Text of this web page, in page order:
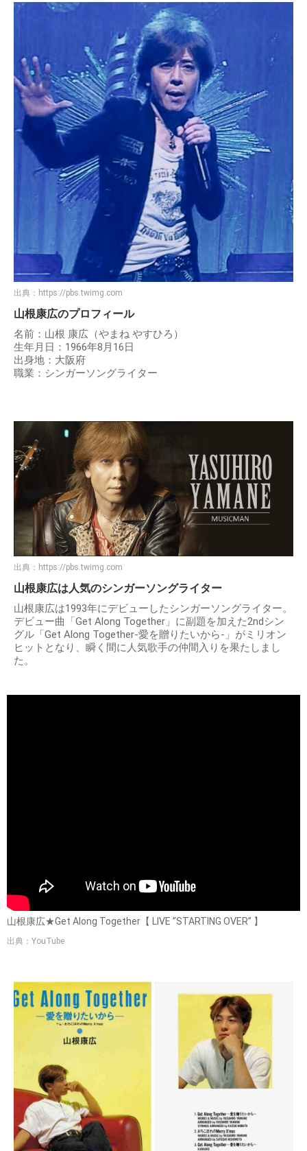
出典： https://pbs.twimg.com
山根康広のプロフィール
名前：山根 康広（やまね やすひろ）
生年月日：1966年8月16日
出身地：大阪府
職業：シンガーソングライター
出典： https://pbs.twimg.com
山根康広は人気のシンガーソングライター
山根康広は1993年にデビューしたシンガーソングライター。
デビュー曲「Get Along Together」に副題を加えた2ndシン
グル「Get Along Together-愛を贈りたいから-」がミリオン
ヒットとなり、瞬く間に人気歌手の仲間入りを果たしまし
た。
山根康広★Get Along Together【 LIVE ”STARTING OVER” 】
出典：YouTube